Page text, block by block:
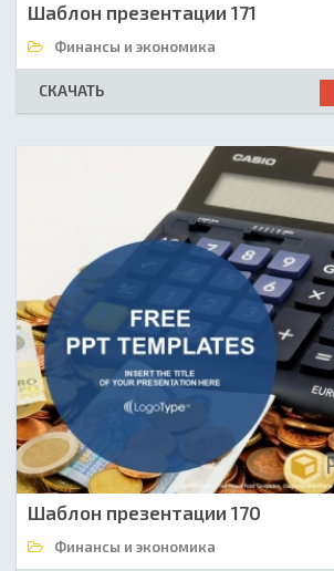
Шаблон презентации 171
Финансы и экономика
СКАЧАТЬ
Шаблон презентации 170
Финансы и экономика